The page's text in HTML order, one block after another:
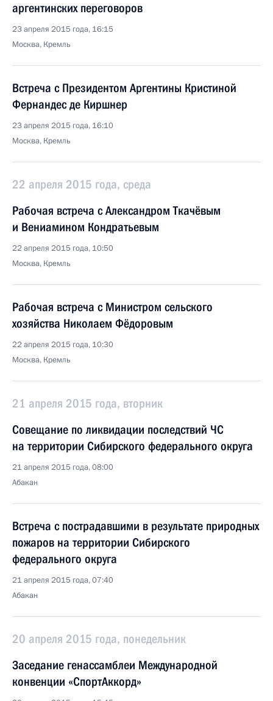
аргентинских переговоров
23 апреля 2015 года, 16:15
Москва, Кремль
Встреча с Президентом Аргентины Кристиной
Фернандес де Киршнер
23 апреля 2015 года, 16:10
Москва, Кремль
22 апреля 2015 года, среда
Рабочая встреча с Александром Ткачёвым
и Вениамином Кондратьевым
22 апреля 2015 года, 10:50
Москва, Кремль
Рабочая встреча с Министром сельского
хозяйства Николаем Фёдоровым
22 апреля 2015 года, 10:30
Москва, Кремль
21 апреля 2015 года, вторник
Совещание по ликвидации последствий ЧС
на территории Сибирского федерального округа
21 апреля 2015 года, 08:00
Абакан
Встреча с пострадавшими в результате природных
пожаров на территории Сибирского
федерального округа
21 апреля 2015 года, 07:40
Абакан
20 апреля 2015 года, понедельник
Заседание генассамблеи Международной
конвенции «СпортАккорд»